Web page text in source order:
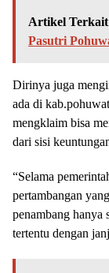
Artikel
Pasutri
Dirinya juga
ada di
mengklaim bisa
dari sisi
“Selama
pertambangan
penambang hanya
tertentu dengan